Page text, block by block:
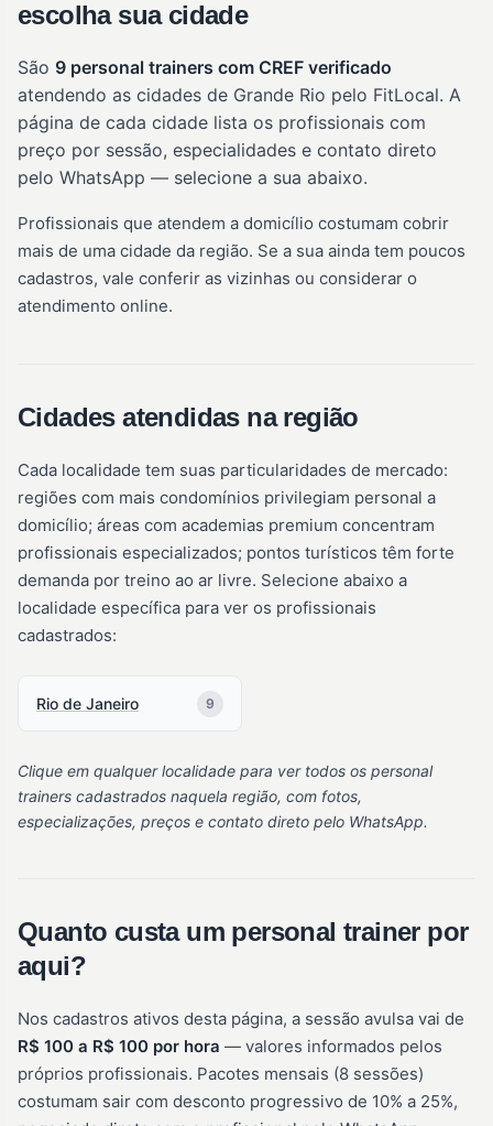
escolha sua cidade
São 9 personal trainers com CREF verificado
atendendo as cidades de Grande Rio pelo FitLocal. A
página de cada cidade lista os profissionais com
preço por sessão, especialidades e contato direto
pelo WhatsApp — selecione a sua abaixo.
Profissionais que atendem a domicílio costumam cobrir
mais de uma cidade da região. Se a sua ainda tem poucos
cadastros, vale conferir as vizinhas ou considerar o
atendimento online.
Cidades atendidas na região
Cada localidade tem suas particularidades de mercado:
regiões com mais condomínios privilegiam personal a
domicílio; áreas com academias premium concentram
profissionais especializados; pontos turísticos têm forte
demanda por treino ao ar livre. Selecione abaixo a
localidade específica para ver os profissionais
cadastrados:
Rio de Janeiro 9
Clique em qualquer localidade para ver todos os personal
trainers cadastrados naquela região, com fotos,
especializações, preços e contato direto pelo WhatsApp.
Quanto custa um personal trainer por
aqui?
Nos cadastros ativos desta página, a sessão avulsa vai de
R$ 100 a R$ 100 por hora — valores informados pelos
próprios profissionais. Pacotes mensais (8 sessões)
costumam sair com desconto progressivo de 10% a 25%,